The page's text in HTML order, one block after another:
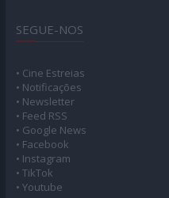
SEGUE-NOS
• Cine Estreias
• Notificações
• Newsletter
• Feed RSS
• Google News
• Facebook
• Instagram
• TikTok
• Youtube